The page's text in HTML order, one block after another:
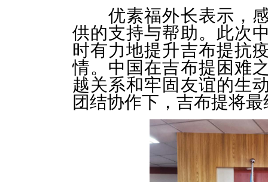
优素福外长表示，
供的支持与帮助。此次
时有力地提升吉布提抗
情。中国在吉布提困难
越关系和牢固友谊的生
团结协作下，吉布提将